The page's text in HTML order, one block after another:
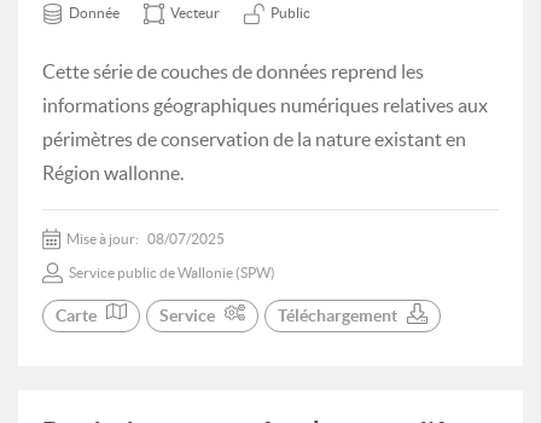
Donnée Vecteur Public
Cette série de couches de données reprend les
informations géographiques numériques relatives aux
périmètres de conservation de la nature existant en
Région wallonne.
Mise à jour: 08/07/2025
Service public de Wallonie (SPW)
Carte Service Téléchargement